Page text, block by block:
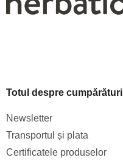
Totul despre cumpărături
Newsletter
Transportul și plata
Certificatele produselor